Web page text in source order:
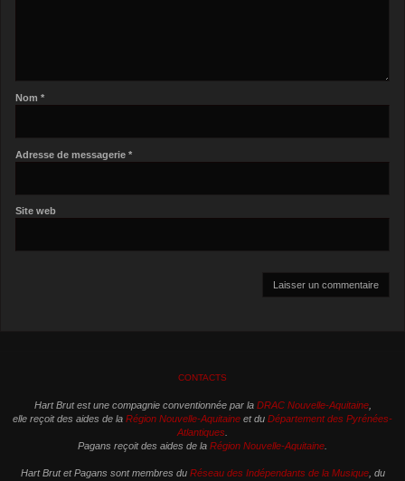
Nom*
Adresse de messagerie*
Site web
CONTACTS
Hart Brut est une compagnie conventionnée par la DRAC Nouvelle-Aquitaine,
elle reçoit des aides de la Région Nouvelle-Aquitaine et du Département des Pyrénées-
Atlantiques
Pagans reçoit des aides de la Région Nouvelle-Aquitaine
Hart Brut et Pagans sont membres du Réseau des Indépendants de la Musique, du